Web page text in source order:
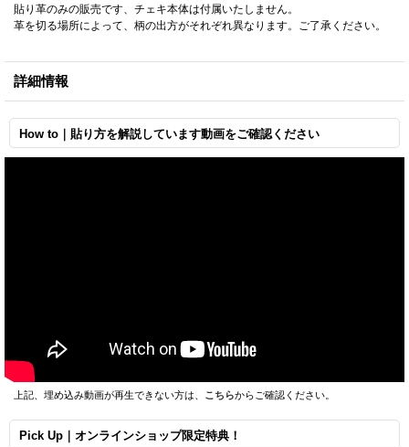
貼り革のみの販売です、チェキ本体は付属いたしません。
革を切る場所によって、柄の出方がそれぞれ異なります。ご了承ください。
詳細情報
How to｜貼り方を解説しています動画をご確認ください
上記、埋め込み動画が再生できない方は、 こちらからご確認ください。
Pick Up｜オンラインショップ限定特典！